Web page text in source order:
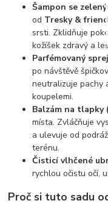
Šampon se
od Tresky & friend
srsti. Zklidňuje
kožíšek zdravý a
Parfémovaný
po návštěvě
neutralizuje pachy
koupelemi.
Balzám na tlapky
místa. Zvláčňuje
a ulevuje od
terénu.
Čisticí vlhčené
rychlou očistu očí,
Proč si tuto sadu